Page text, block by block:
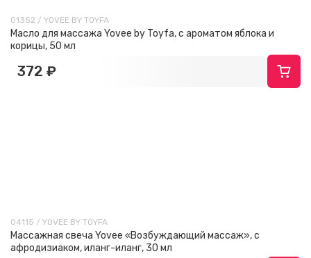
01352 / YOVEE BY TOYFA
Масло для массажа Yovee by Toyfa, с ароматом яблока и
корицы, 50 мл
372 ₽
04115 / YOVEE BY TOYFA
Массажная свеча Yovee «Возбуждающий массаж», с
афродизиаком, иланг-иланг, 30 мл